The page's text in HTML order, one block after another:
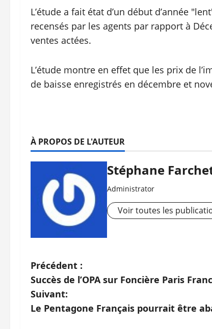
L’étude a fait état d’un début d’année
recensés par les agents par rapport à
ventes actées.
L’étude montre en effet que les prix de
de baisse enregistrés en décembre et
À PROPOS DE L'AUTEUR
Stéphane
Administrator
Voir toutes les
N
a
v
Précédent :
Succès de l’OPA sur Foncière Paris
Suivant:
Le Pentagone Français pourrait être